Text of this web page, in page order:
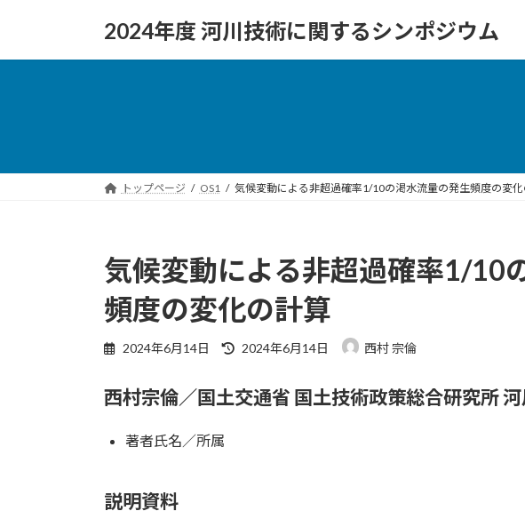
2024年度 河川技術に関するシンポジウム
トップページ OS1 気候変動による非超過確率1/10の渇水流量の発生頻度の変
気候変動による非超過確率1/10
頻度の変化の計算
2024年6月14日
最
新
2024年6月14日 西村 宗倫
西村宗倫／国土交通省 国土技術政策総合研究所
著者氏名／所属
説明資料